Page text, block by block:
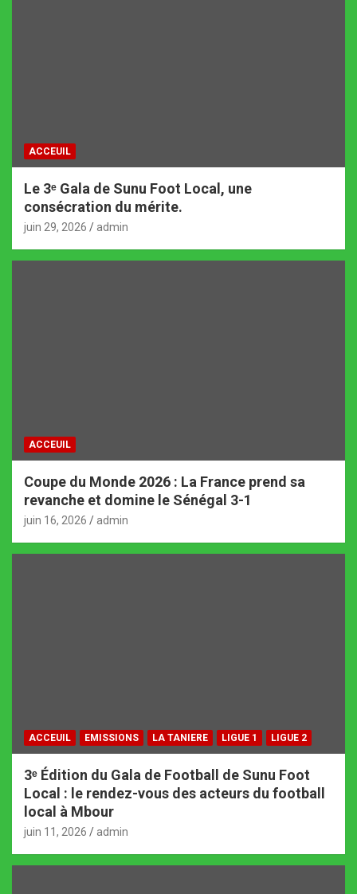
ACCEUIL
Le 3ᵉ Gala de Sunu Foot Local, une
consécration du mérite.
juin 29, 2026 admin
ACCEUIL
Coupe du Monde 2026 : La France prend sa
revanche et domine le Sénégal 3-1
juin 16, 2026 admin
ACCEUIL EMISSIONS LA TANIERE LIGUE 1 LIGUE 2
3ᵉ Édition du Gala de Football de Sunu Foot
Local : le rendez-vous des acteurs du football
local à Mbour
juin 11, 2026 admin